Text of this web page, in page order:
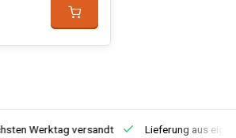
Werktag versandt Lieferung aus